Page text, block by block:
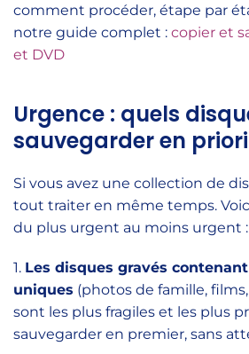
comment procéder, étape par
notre guide complet : copier et
et DVD
Urgence : quels
sauvegarder en
Si vous avez une collection de
tout traiter en même temps.
du plus urgent au moins urgent :
1. Les disques gravés
uniques (photos de famille,
sont les plus fragiles et les plus
sauvegarder en premier, sans